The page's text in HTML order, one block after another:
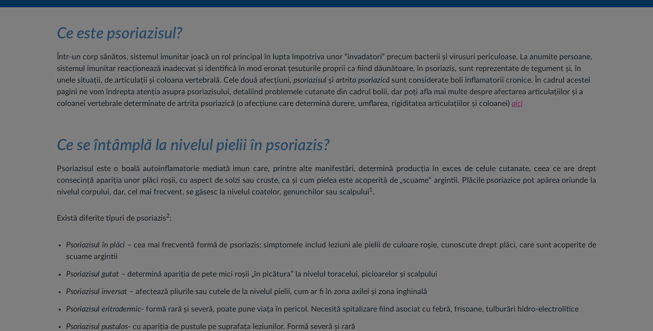
Ce este psoriazisul?
Într-un corp sănătos, sistemul imunitar joacă un rol principal în lupta împotriva unor “invadatori” precum bacterii și virusuri periculoase. La anumite persoane,
sistemul imunitar reacționează inadecvat și identifică în mod eronat țesuturile proprii ca fiind dăunătoare, în psoriazis, sunt reprezentate de tegument și, în
unele situații, de articulații și coloana vertebrală. Cele două afecțiuni, psoriazisul și artrita psoriazică sunt considerate boli inflamatorii cronice. În cadrul acestei
pagini ne vom îndrepta atenția asupra psoriazisului, detaliind problemele cutanate din cadrul bolii, dar poți afla mai multe despre afectarea articulațiilor și a
coloanei vertebrale determinate de artrita psoriazică (o afecțiune care determină durere, umflarea, rigiditatea articulațiilor și coloanei) aici
Ce se întâmplă la nivelul pielii în psoriazis?
Psoriazisul este o boală autoinflamatorie mediată imun care, printre alte manifestări, determină producția în exces de celule cutanate, ceea ce are drept
consecință apariția unor plăci roșii, cu aspect de solzi sau cruste, ca și cum pielea este acoperită de „scuame“ argintii. Plăcile psoriazice pot apărea oriunde la
nivelul corpului, dar, cel mai frecvent, se găsesc la nivelul coatelor, genunchilor sau scalpului1 .
Există diferite tipuri de psoriazis2:
Psoriazisul în plăci – cea mai frecventă formă de psoriazis; simptomele includ leziuni ale pielii de culoare roșie, cunoscute drept plăci, care sunt acoperite de
scuame argintii
Psoriazisul gutat – determină apariția de pete mici roșii „în picătura” la nivelul toracelui, picioarelor și scalpului
Psoriazisul inversat – afectează pliurile sau cutele de la nivelul pielii, cum ar fi în zona axilei și zona inghinală
Psoriazisul eritrodermic- formă rară și severă, poate pune viața în pericol. Necesită spitalizare fiind asociat cu febră, frisoane, tulburări hidro-electrolitice
Psoriazisul pustulos- cu apariția de pustule pe suprafața leziunilor. Formă severă și rară